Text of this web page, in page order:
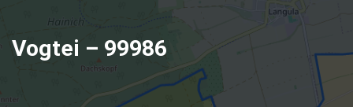
Vogtei – 99986